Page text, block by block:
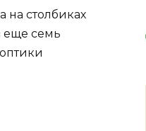
на столбиках
еще семь